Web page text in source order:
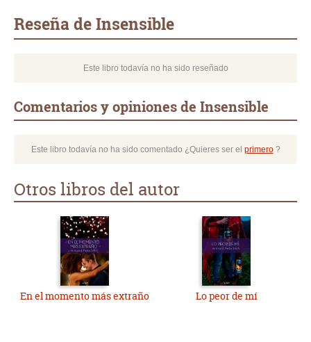
Reseña de Insensible
Este libro todavía no ha sido reseñado
Comentarios y opiniones de Insensible
Este libro todavía no ha sido comentado ¿Quieres ser el primero?
Otros libros del autor
En el momento más extraño Lo peor de mí